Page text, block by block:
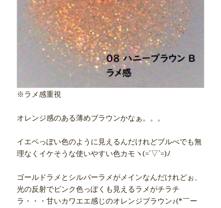
※ラメ感重視
オレンジ感のある薄めブラウンかなぁ。。。
イエベっぽい色のように見えるんだけれどブルべでも無
理なくイケそうな使いやすい色カモヽ(=´▽`=)ﾉ
ゴールドラメとシルバーラメがメインなんだけれどぉ、
光の反射でピンク色っぽくも見えるラメがチラチ
ラ・・・甘いカワエエ感じのオレンジブラウン♪(*￣ー